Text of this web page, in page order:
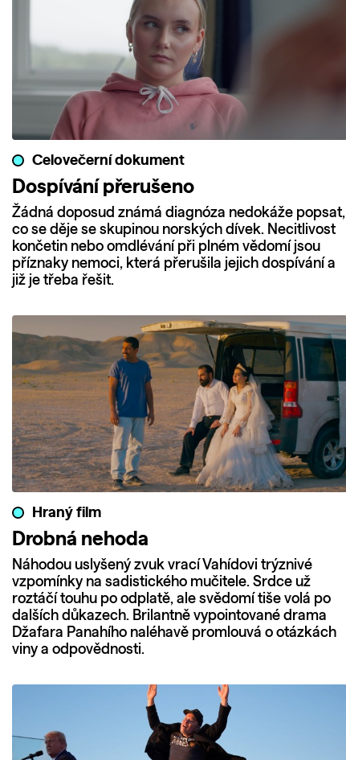
Celovečerní dokument
Dospívání přerušeno
Žádná doposud známá diagnóza nedokáže popsat,
co se děje se skupinou norských dívek. Necitlivost
končetin nebo omdlévání při plném vědomí jsou
příznaky nemoci, která přerušila jejich dospívání a
již je třeba řešit.
Hraný film
Drobná nehoda
Náhodou uslyšený zvuk vrací Vahídovi trýznivé
vzpomínky na sadistického mučitele. Srdce už
roztáčí touhu po odplatě, ale svědomí tiše volá po
dalších důkazech. Brilantně vypointované drama
Džafara Panahího naléhavě promlouvá o otázkách
viny a odpovědnosti.